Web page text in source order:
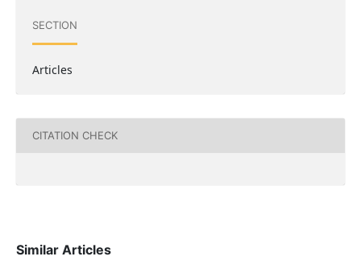
SECTION
Articles
CITATION CHECK
Similar Articles